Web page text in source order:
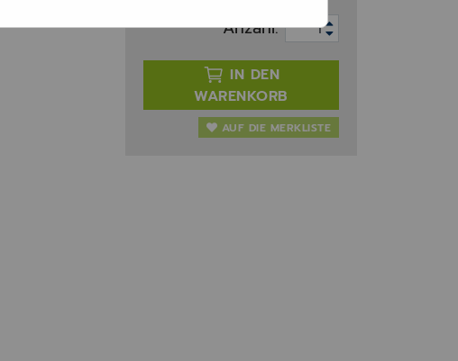
Anzahl:
IN DEN
WARENKORB
AUF DIE MERKLISTE